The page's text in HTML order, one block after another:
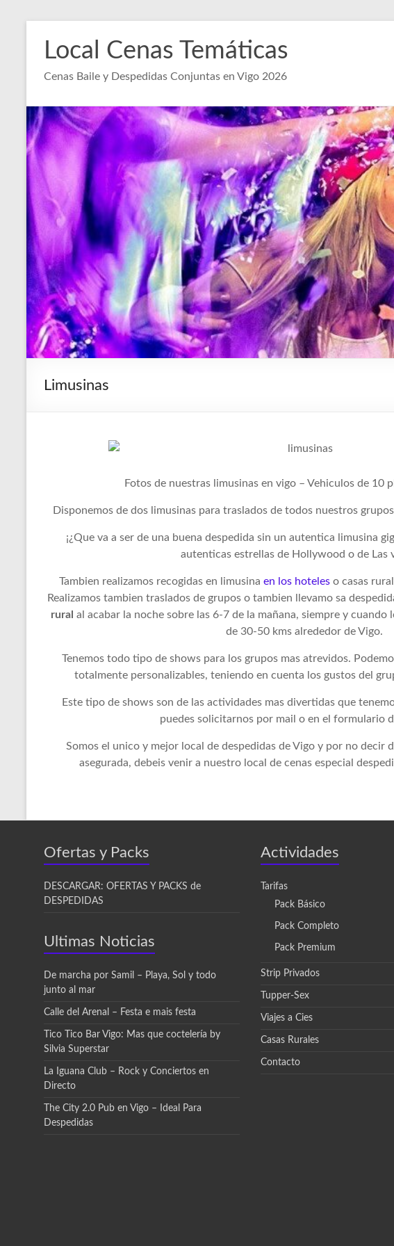
contenido
Local Cenas Temáticas
Cenas Baile y Despedidas Conjuntas en Vigo 2026
Limusinas
Fotos de nuestras limusinas en vigo – Vehiculos de 10
Disponemos de dos limusinas para traslados de todos nuestros
¡¿Que va a ser de una buena despedida sin un autentica limusina
autenticas estrellas de Hollywood o de Las
Tambien realizamos recogidas en limusina en los hoteleso casas
Realizamos tambien traslados de grupos o tambien llevamo sa
rural al acabar la noche sobre las 6-7 de la mañana, siempre y cuando
de 30-50 kms alrededor de Vigo.
Tenemos todo tipo de shows para los grupos mas atrevidos.
totalmente personalizables, teniendo en cuenta los gustos del
Este tipo de shows son de las actividades mas divertidas que
puedes solicitarnos por mail o en el formulario
Somos el unico y mejor local de despedidas de Vigo y por no decir
asegurada, debeis venir a nuestro local de cenas especial
Ofertas y Packs
DESCARGAR: OFERTAS Y PACKS de
DESPEDIDAS
Ultimas Noticias
De marcha por Samil – Playa, Sol y todo
junto al mar
Calle del Arenal – Festa e mais festa
Tico Tico Bar Vigo: Mas que coctelería by
Silvia Superstar
La Iguana Club – Rock y Conciertos en
Directo
The City 2.0 Pub en Vigo – Ideal Para
Despedidas
Actividades
Tarifas
Pack Básico
Pack Completo
Pack Premium
Strip Privados
Tupper-Sex
Viajes a Cies
Casas Rurales
Contacto